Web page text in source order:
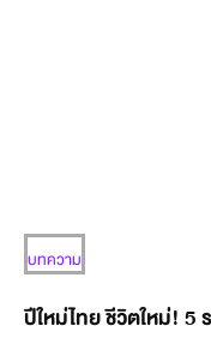
บทความ
ปีใหม่ไทย ชีวิตใหม่! 5